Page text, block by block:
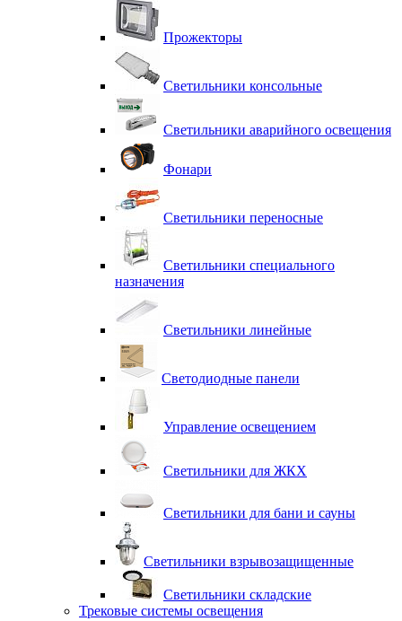
Прожекторы
Светильники консольные
Светильники аварийного освещения
Фонари
Светильники переносные
Светильники специального
назначения
Светильники линейные
Светодиодные панели
Управление освещением
Светильники для ЖКХ
Светильники для бани и сауны
Светильники взрывозащищенные
Светильники складские
Трековые системы освещения